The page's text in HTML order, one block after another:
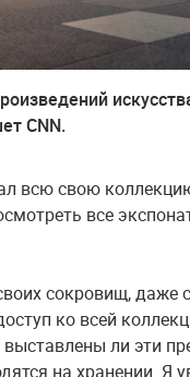
CNN.
всю свою
все
сокровищ,
ко всей
ли эти
на хранении. Я